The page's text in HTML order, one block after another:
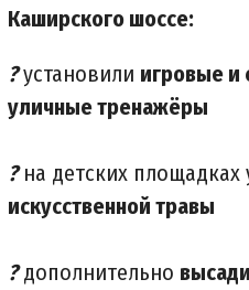
Каширского шоссе:
?установили игровые и
уличные тренажёры
?на детских площадках
искусственной травы
?дополнительно